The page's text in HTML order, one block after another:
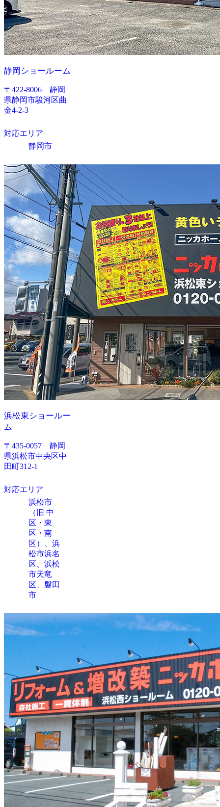
静岡ショールーム
〒422-8006 静岡
県静岡市駿河区曲
金4-2-3
対応エリア
静岡市
浜松東ショールー
ム
〒435-0057 静岡
県浜松市中央区中
田町312-1
対応エリア
浜松市
（旧 中
区・東
区・南
区）、浜
松市浜名
区、浜松
市天竜
区、磐田
市